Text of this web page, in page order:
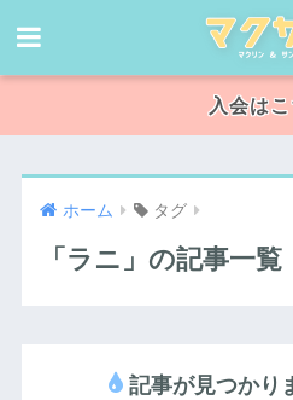
入会は
ホーム タグ
「ラニ」の記事一覧
記事が見つかり